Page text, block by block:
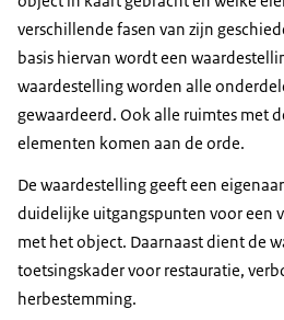
verschillende fasen van zijn
basis hiervan wordt een
waardestelling worden alle
gewaardeerd. Ook alle ruimtes met
elementen komen aan de orde.
De waardestelling geeft een
duidelijke uitgangspunten voor een
met het object. Daarnaast dient de
toetsingskader voor restauratie,
herbestemming.